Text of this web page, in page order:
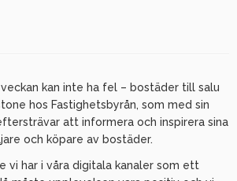
kan inte ha fel – bostäder till salu
hos Fastighetsbyrån, som med sin
att informera och inspirera sina
och köpare av bostäder.
vi har i våra digitala kanaler som ett